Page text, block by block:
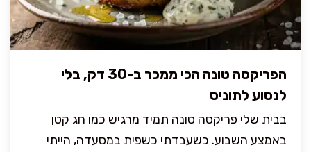
הפריקסה טונה הכי ממכר ב-30 דק, בלי
לנסוע לתוניס
בבית שלי פריקסה טונה תמיד מרגיש כמו חג קטן
באמצע השבוע. כשעבדתי כשפית במסעדה, הייתי